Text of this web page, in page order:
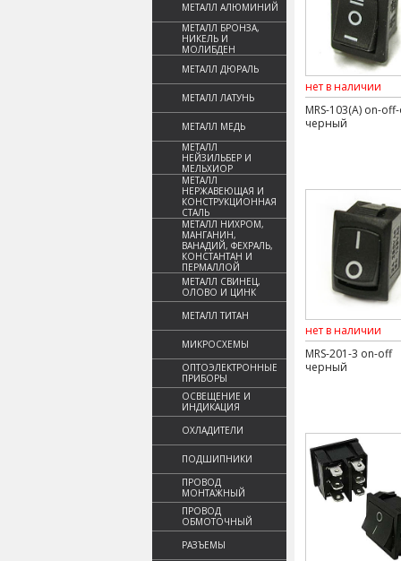
МЕТАЛЛ АЛЮМИНИЙ
МЕТАЛЛ БРОНЗА,
НИКЕЛЬ И
МОЛИБДЕН
МЕТАЛЛ ДЮРАЛЬ
МЕТАЛЛ ЛАТУНЬ
МЕТАЛЛ МЕДЬ
МЕТАЛЛ
НЕЙЗИЛЬБЕР И
МЕЛЬХИОР
МЕТАЛЛ
НЕРЖАВЕЮЩАЯ И
КОНСТРУКЦИОННАЯ
СТАЛЬ
МЕТАЛЛ НИХРОМ,
МАНГАНИН,
ВАНАДИЙ, ФЕХРАЛЬ,
КОНСТАНТАН И
ПЕРМАЛЛОЙ
МЕТАЛЛ СВИНЕЦ,
ОЛОВО И ЦИНК
МЕТАЛЛ ТИТАН
МИКРОСХЕМЫ
ОПТОЭЛЕКТРОННЫЕ
ПРИБОРЫ
ОСВЕЩЕНИЕ И
ИНДИКАЦИЯ
ОХЛАДИТЕЛИ
ПОДШИПНИКИ
ПРОВОД
МОНТАЖНЫЙ
ПРОВОД
ОБМОТОЧНЫЙ
РАЗЪЕМЫ
нет в наличии
MRS-103(A) on-
черный
нет в наличии
MRS-201-3 on-off
черный